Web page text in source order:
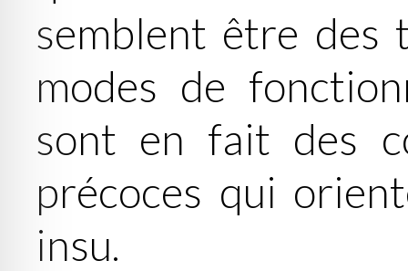
semblent être des
modes de
sont en fait des
précoces qui
insu.